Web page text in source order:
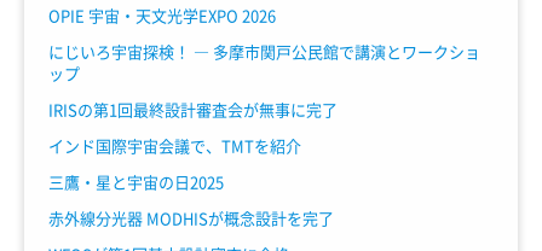
OPIE 宇宙・天文光学EXPO 2026
にじいろ宇宙探検！ ― 多摩市関戸公民館で講演とワークショ
ップ
IRISの第1回最終設計審査会が無事に完了
インド国際宇宙会議で、TMTを紹介
三鷹・星と宇宙の日2025
赤外線分光器 MODHISが概念設計を完了